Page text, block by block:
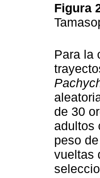
Figura
Para la
de 30
adultos
peso
vueltas